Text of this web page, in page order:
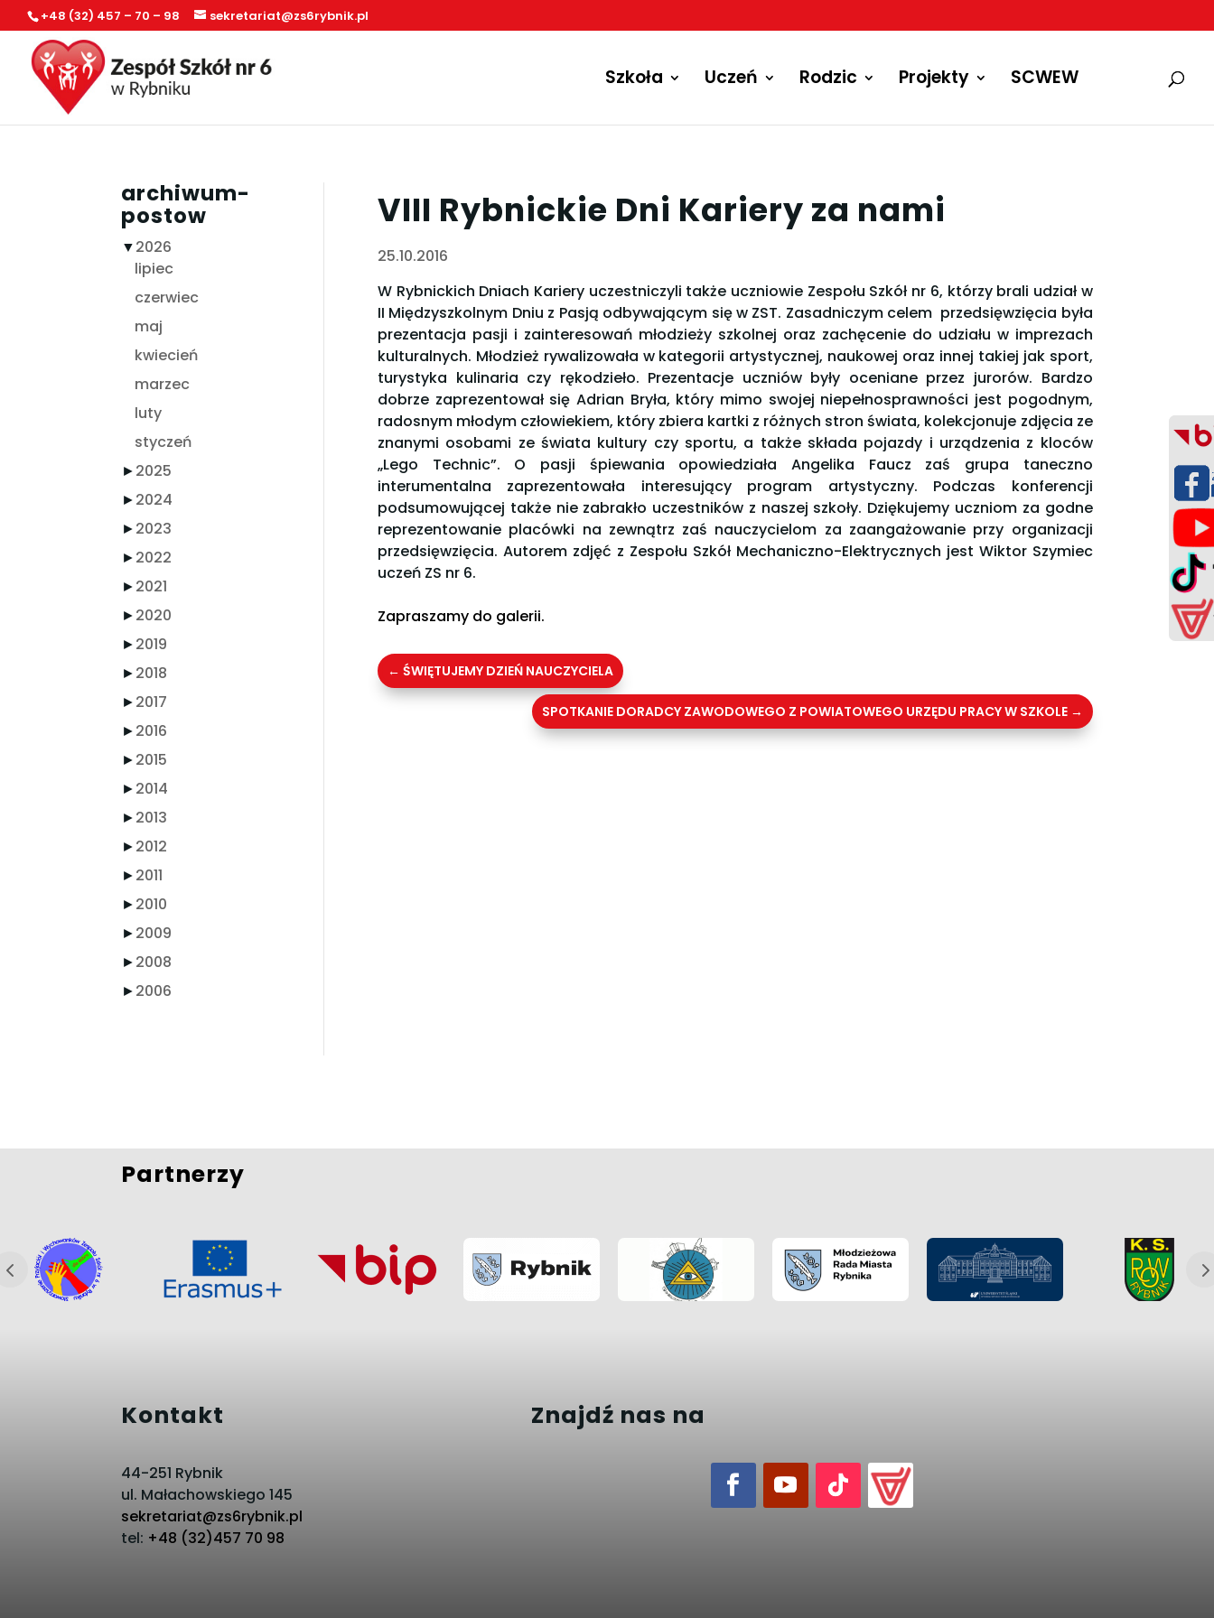
+48 (32) 457 – 70 – 98 sekretariat@zs6rybnik.pl
Szkoła Uczeń Rodzic Projekty SCWEW
archiwum-
postow
▼2026
lipiec
czerwiec
maj
kwiecień
marzec
luty
styczeń
►2025
►2024
►2023
►2022
►2021
►2020
►2019
►2018
►2017
►2016
►2015
►2014
►2013
►2012
►2011
►2010
►2009
►2008
►2006
VIII Rybnickie Dni Kariery za nami
25.10.2016
W Rybnickich Dniach Kariery uczestniczyli także uczniowie Zespołu Szkół nr 6, którzy brali udział w
II Międzyszkolnym Dniu z Pasją odbywającym się w ZST. Zasadniczym celem przedsięwzięcia była
prezentacja pasji i zainteresowań młodzieży szkolnej oraz zachęcenie do udziału w imprezach
kulturalnych. Młodzież rywalizowała w kategorii artystycznej, naukowej oraz innej takiej jak sport,
turystyka kulinaria czy rękodzieło. Prezentacje uczniów były oceniane przez jurorów. Bardzo
dobrze zaprezentował się Adrian Bryła, który mimo swojej niepełnosprawności jest pogodnym,
radosnym młodym człowiekiem, który zbiera kartki z różnych stron świata, kolekcjonuje zdjęcia ze
znanymi osobami ze świata kultury czy sportu, a także składa pojazdy i urządzenia z kloców
„Lego Technic”. O pasji śpiewania opowiedziała Angelika Faucz zaś grupa taneczno
interumentalna zaprezentowała interesujący program artystyczny. Podczas konferencji
podsumowującej także nie zabrakło uczestników z naszej szkoły. Dziękujemy uczniom za godne
reprezentowanie placówki na zewnątrz zaś nauczycielom za zaangażowanie przy organizacji
przedsięwzięcia. Autorem zdjęć z Zespołu Szkół Mechaniczno-Elektrycznych jest Wiktor Szymiec
uczeń ZS nr 6.
Zapraszamy do galerii.
← ŚWIĘTUJEMY DZIEŃ NAUCZYCIELA
SPOTKANIE DORADCY ZAWODOWEGO Z POWIATOWEGO URZĘDU PRACY W SZKOLE→
Partnerzy
Kontakt
44-251 Rybnik
ul. Małachowskiego 145
sekretariat@zs6rybnik.pl
tel: +48 (32)457 70 98
Znajdź nas na